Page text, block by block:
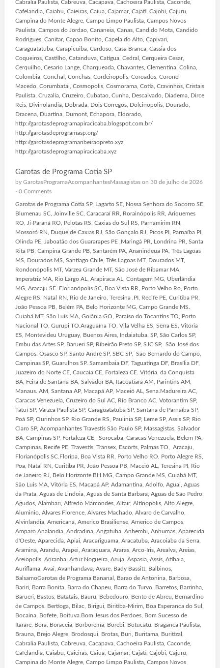
Cabralia Paulista, Cabreuva, Cacapava, Cachoeira Paulista, Caconde,
Cafelandia, Caiabu, Caieiras, Caiua, Cajamar, Cajati, Cajobi, Cajuru,
Campina do Monte Alegre, Campo Limpo Paulista, Campos Novos
Paulista, Campos do Jordao, Cananeia, Canas, Candido Mota, Candido
Rodrigues, Canitar, Capao Bonito, Capela do Alto, Capivari,
Caraguatatuba, Carapicuiba, Cardoso, Casa Branca, Cassia dos
Coqueiros, Castilho, Catanduva, Catigua, Cedral, Cerqueira Cesar,
Cerquilho, Cesario Lange, Charqueada, Chavantes, Clementina, Colina,
Colombia, Conchal, Conchas, Cordeiropolis, Coroados, Coronel
Macedo, Corumbatai, Cosmopolis, Cosmorama, Cotia, Cravinhos, Cristais
Paulista, Cruzalia, Cruzeiro, Cubatao, Cunha, Descalvado, Diadema, Dirce
Reis, Divinolandia, Dobrada, Dois Corregos, Dolcinopolis, Dourado,
Dracena, Duartina, Dumont, Echapora, Eldorado,
http://garotasdeprogramapiracicaba.blogspot.com.br/
http://garotasdeprogramasp.org/
http://garotasdeprogramaribeiraopreto.xyz
http://garotasdeprogramapiracicaba.xyz
Garotas de Programa Cotia SP
by GarotasProgramaAcompanhantesMassagistason 30 de julho de 2026
- 0 Comments
Garotas de Programa Cotia SP, Lagarto SE, Nossa Senhora do Socorro SE,
Blumenau SC, Joinville SC, Caracaraí RR, Rorainópolis RR, Ariquemes
RO, Ji-Paraná RO, Pelotas RS, Caxias do Sul RS, Parnamirim RN,
Mossoró RN, Duque de Caxias RJ, São Gonçalo RJ, Picos PI, Parnaíba PI,
Olinda PE, Jaboatão dos Guararapes PE ,Maringá PR, Londrina PR, Santa
Rita PB, Campina Grande PB, Santarém PA, Ananindeua PA, Três Lagoas
MS, Dourados MS, Santiago Chile, Três Lagoas MT, Dourados MT,
Rondonópolis MT, Várzea Grande MT, São José de Ribamar MA,
Imperatriz MA, Rio Largo AL, Arapiraca AL, Contagem MG, Uberlândia
MG, Aracaju SE. Florianópolis SC, Boa Vista RR, Porto Velho Ro, Porto
Alegre RS, Natal RN, Rio de Janeiro, Teresina .PI, Recife PE, Curitiba PR,
João Pessoa PB, Belém PA, Belo Horizonte MG, Campo Grande MS.
Cuiabá MT, São Luís MA, Goiânia GO, Paraíso do Tocantins TO, Porto
Nacional TO, Gurupi TO.Araguaína TO, Vila Velha ES, Serra ES, Vitória
ES, Montevideu Uruguay, Buenos Aires, Indaiatuba. SP, São Carlos SP,
Embu das Artes SP, Barueri SP, Ribeirão Preto SP, SJC SP, São José dos
Campos. Osasco SP, Santo André SP, SBC SP, São Bernardo do Campo,
Campinas SP, Guarulhos SP. Samambaia DF, Taguatinga DF, Brasília DF,
Juazeiro do Norte CE, Caucaia CE, Fortaleza CE. Vitória. da Conquista
BA, Feira de Santana BA, Salvador BA, Itacoatiara AM, Parintins AM,
Manaus. AM, Santana AP, Macapá AP, Maceió AL, Sena.Madureira AC,
Caracas Venezuela, Cruzeiro do Sul AC, Rio Branco AC, Votorantim SP,
Tatuí SP, Várzea Paulista SP, Caraguatatuba SP, Santana de Parnaíba SP,
Poá SP, Ourinhos SP, Rio Grande RS, Paulinia SP, Leme SP, Assis SP, Rio
Claro SP, Acompanhantes Travestis São Paulo SP, Massagistas. Salvador
BA, Campinas SP, Fortaleza CE, Sorocaba, Caracas Venezuela, Belem PA,
Campinas. Recife PE, Travestis, Transex, Escorts, Palmas TO, Aracaju,
Florianópolis SC.Floripa, Boa Vista RR, Porto Velho RO, Porto Alegre RS,
Poa, Natal RN, Curitiba PR, João Pessoa PB, Maceió AL, Teresina PI, Rio
de Janeiro RJ, Belo Horizonte BH MG, Campo Grande MS, Cuiabá MT,
São Luis MA, Vitória ES, Macapá AP, Adamantina, Adolfo, Aguai, Aguas
da Prata, Aguas de Lindoia, Aguas de Santa Barbara, Aguas de Sao Pedro,
Agudos, Alambari, Alfredo Marcondes, Altair, Altinopolis, Alto Alegre,
Aluminio, Alvares Florence, Alvares Machado, Alvaro de Carvalho,
Alvinlandia, Americana, Americo Brasiliense, Americo de Campos,
Amparo Analandia, Andradina, Angatuba, Anhembi, Anhumas, Aparecida
d'Oeste, Aparecida, Apiai, Aracariguama, Aracatuba, Aracoiaba da Serra,
Aramina, Arandu, Arapei, Araraquara, Araras, Arco-Iris, Arealva, Areias,
Areiopolis, Ariranha, Artur Nogueira, Aruja, Aspasia, Assis, Atibaia,
Auriflama, Avai, Avanhandava, Avare, Bady Bassitt, Balbinos,
BalsamoGarotas de Programa Bananal, Barao de Antonina, Barbosa,
Bariri, Barra Bonita, Barra do Chapeu, Barra do Turvo. Barretos, Barrinha,
Barueri, Bastos, Batatais, Bauru, Bebedouro, Bento de Abreu, Bernardino
de Campos. Bertioga, Bilac, Birigui, Biritiba-Mirim, Boa Esperanca do Sul,
Bocaina, Bofete, Boituva.Bom Jesus dos Perdoes, Bom Sucesso de
Itarare, Bora, Boraceia, Borborema, Borebi, Botucatu. Braganca Paulista,
Brauna, Brejo Alegre, Brodosqui, Brotas, Buri, Buritama, Buritizal,
Cabralia Paulista, Cabreuva, Cacapava, Cachoeira Paulista, Caconde,
Cafelandia, Caiabu, Caieiras, Caiua, Cajamar, Cajati, Cajobi, Cajuru,
Campina do Monte Alegre, Campo Limpo Paulista, Campos Novos